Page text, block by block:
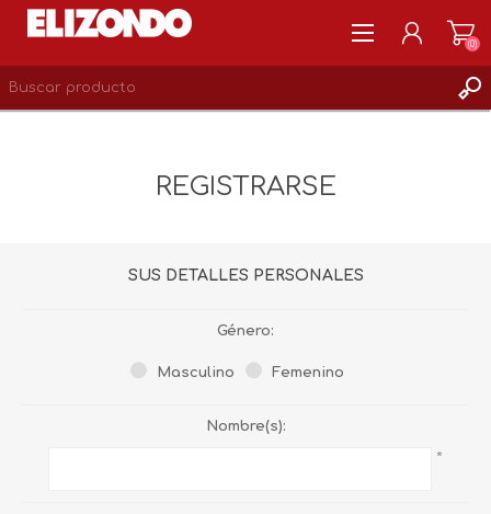
(0)
REGISTRARSE
SUS DETALLES PERSONALES
Género:
Masculino Femenino
Nombre(s):
*